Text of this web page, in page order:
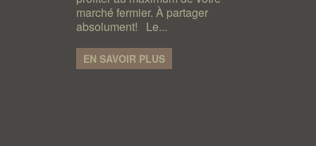
marché fermier. À partager
absolument! Le...
EN SAVOIR PLUS